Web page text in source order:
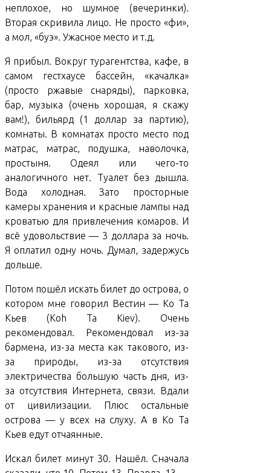
неплохое, но шумное (вечеринки).
Вторая скривила лицо. Не просто «фи»,
а мол, «буэ». Ужасное место и т.д.
Я прибыл. Вокруг турагентства, кафе, в
самом гестхаусе бассейн, «качалка»
(просто ржавые снаряды), парковка,
бар, музыка (очень хорошая, я скажу
вам!), бильярд (1 доллар за партию),
комнаты. В комнатах просто место под
матрас, матрас, подушка, наволочка,
простыня. Одеял или чего-то
аналогичного нет. Туалет без дышла.
Вода холодная. Зато просторные
камеры хранения и красные лампы над
кроватью для привлечения комаров. И
всё удовольствие — 3 доллара за ночь.
Я оплатил одну ночь. Думал, задержусь
дольше.
Потом пошёл искать билет до острова, о
котором мне говорил Вестин — Ко Та
Кьев (Koh Ta Kiev). Очень
рекомендовал. Рекомендовал из-за
бармена, из-за места как такового, из-
за природы, из-за отсутствия
электричества большую часть дня, из-
за отсутствия Интернета, связи. Вдали
от цивилизации. Плюс остальные
острова — у всех на слуху. А в Ко Та
Кьев едут отчаянные.
Искал билет минут 30. Нашёл. Сначала